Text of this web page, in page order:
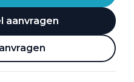
aanvragen